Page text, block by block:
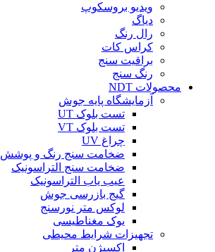
ویدیو بروسکوپ
دیاگ
رال رنگ
کراس کات
براقیت سنج
رنگ سنج
محصولات NDT
آزمایشگاه پایه جوش
تست بلوک UT
تست بلوک VT
چراغ UV
ضخامت سنج رنگ و پوشش
ضخامت سنج التراسونیک
عیب یاب التراسونیک
گیج بازرسی جوش
لوکس متر نورسنج
یوک مغناطیسی
تجهیزات شرایط محیطی
اکسیژن متر